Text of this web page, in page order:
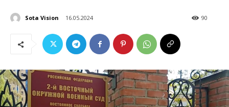
Sota Vision 16.05.2024 90